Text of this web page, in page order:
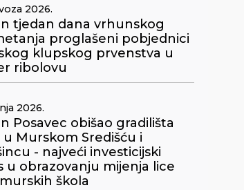
2026.
tjedan dana vrhunskog
proglašeni pobjednici
klupskog prvenstva u
ribolovu
2026.
Posavec obišao gradilišta
u Murskom Središću i
- najveći investicijski
u obrazovanju mijenja lice
škola